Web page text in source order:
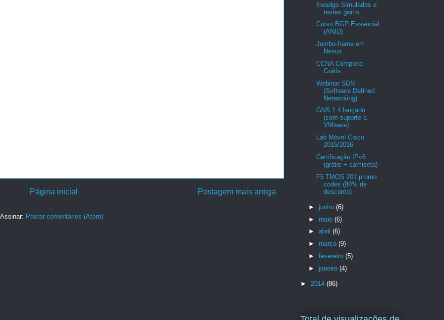
Postagem mais antiga
Página inicial
Assinar: Postar comentários (Atom)
Iheadgo Simulados e
testes grátis
Curso BGP Essencial
(ANID)
Jumbo-frame em
Nexus
CCNA Completo
Grátis
Webinar SDN
(Software Defined
Networking)
GNS 1.4 lançado
(com suporte a
VMware)
Lab Móvel Cisco
2015/2016
Certificação IPv6
(grátis + camiseta)
F5 TMOS 201 promo
codes (80% de
desconto)
► junho (6)
► maio (6)
► abril (6)
► março (9)
► fevereiro (5)
► janeiro (4)
► 2014 (86)